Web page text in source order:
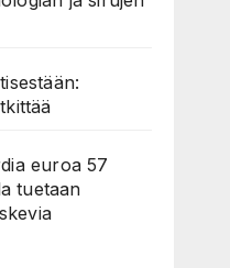
euroa 57
tuetaan